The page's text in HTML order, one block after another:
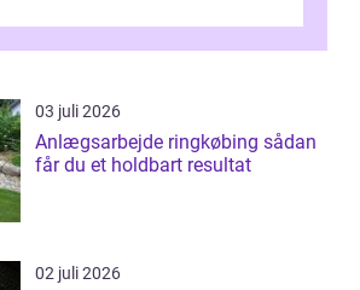
03 juli 2026
Anlægsarbejde ringkøbing sådan
får du et holdbart resultat
02 juli 2026